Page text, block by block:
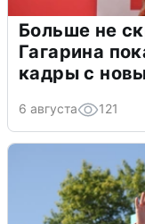
Больше не
Гагарина
кадры с
6 августа 121